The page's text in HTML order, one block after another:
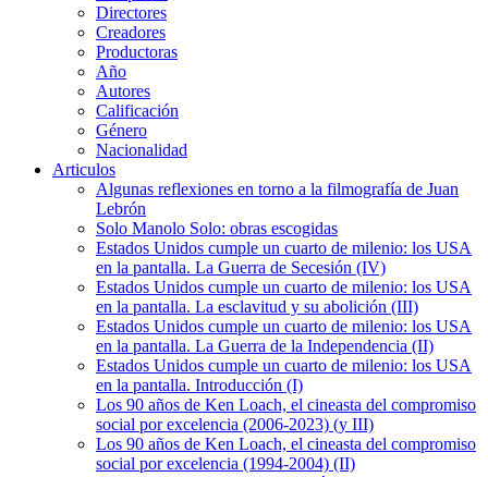
Directores
Creadores
Productoras
Año
Autores
Calificación
Género
Nacionalidad
Articulos
Algunas reflexiones en torno a la filmografía de Juan
Lebrón
Solo Manolo Solo: obras escogidas
Estados Unidos cumple un cuarto de milenio: los USA
en la pantalla. La Guerra de Secesión (IV)
Estados Unidos cumple un cuarto de milenio: los USA
en la pantalla. La esclavitud y su abolición (III)
Estados Unidos cumple un cuarto de milenio: los USA
en la pantalla. La Guerra de la Independencia (II)
Estados Unidos cumple un cuarto de milenio: los USA
en la pantalla. Introducción (I)
Los 90 años de Ken Loach, el cineasta del compromiso
social por excelencia (2006-2023) (y III)
Los 90 años de Ken Loach, el cineasta del compromiso
social por excelencia (1994-2004) (II)